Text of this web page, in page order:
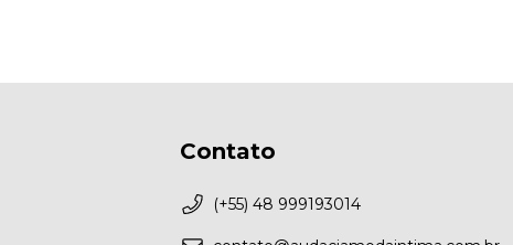
Contato
(+55) 48 999193014